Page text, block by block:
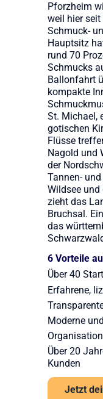
Pforzheim
weil hier
Schmuck-
Hauptsitz
rund 70
Schmucks
Ballonfahrt
kompakte
St. Michael,
gotischen
Flüsse
Nagold und
der
Tannen-
Wildsee
zieht das
Bruchsal.
das
6 Vorteile
Über 40
Erfahrene,
Moderne
Über 20
Kunden
Jetzt